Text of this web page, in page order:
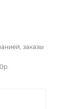
заказы